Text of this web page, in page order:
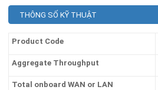
THÔNG SỐ KỸ THUẬT
Product Code
Aggregate Throughput
Total onboard WAN or LAN